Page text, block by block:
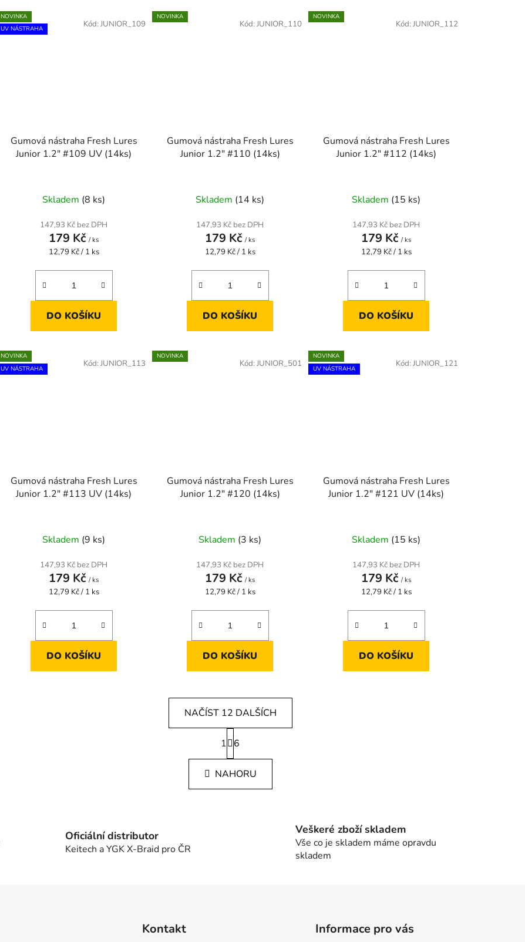
NOVINKA
UV NÁSTRAHA
Gumová nástraha Fresh Lures
Junior 1.2" #109 UV (14ks)
Skladem (8 ks)
147,93 Kč bez DPH
179 Kč/ ks
Měrná
12,79 Kč / 1 ks
DO KOŠÍKU
Kód: JUNIOR_109
NOVINKA
Gumová nástraha Fresh Lures
Junior 1.2" #110 (14ks)
Skladem (14 ks)
147,93 Kč bez DPH
179 Kč/ ks
Měrná
12,79 Kč / 1 ks
DO KOŠÍKU
Kód: JUNIOR_110
NOVINKA
Gumová nástraha Fresh Lures
Junior 1.2" #112 (14ks)
Skladem (15 ks)
147,93 Kč bez DPH
179 Kč/ ks
Měrná
12,79 Kč / 1 ks
DO KOŠÍKU
Kód: JUNIOR_112
NOVINKA
UV NÁSTRAHA
Gumová nástraha Fresh Lures
Junior 1.2" #113 UV (14ks)
Skladem (9 ks)
147,93 Kč bez DPH
179 Kč/ ks
Měrná
12,79 Kč / 1 ks
DO KOŠÍKU
Kód: JUNIOR_113
NOVINKA
Gumová nástraha Fresh Lures
Junior 1.2" #120 (14ks)
Skladem (3 ks)
147,93 Kč bez DPH
179 Kč/ ks
Měrná
12,79 Kč / 1 ks
DO KOŠÍKU
Kód: JUNIOR_501
NOVINKA
UV NÁSTRAHA
Gumová nástraha Fresh Lures
Junior 1.2" #121 UV (14ks)
Skladem (15 ks)
147,93 Kč bez DPH
179 Kč/ ks
Měrná
12,79 Kč / 1 ks
DO KOŠÍKU
Kód: JUNIOR_121
O
v
l
á
NAČÍST 12 DALŠÍCH
S
t
r
á
n
k
1 6
NAHORU
Oficiální distributor
Keitech a YGK X-Braid pro ČR
Veškeré zboží skladem
Vše co je skladem máme opravdu
skladem
Kontakt Informace pro vás